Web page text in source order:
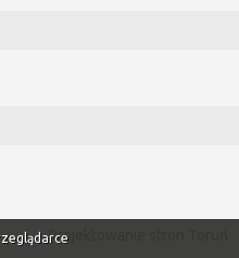
Projektowanie stron Toruń